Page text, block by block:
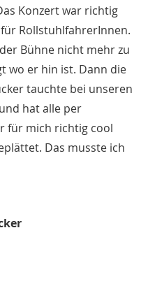
Konzert war richtig
RollstuhlfahrerInnen.
Bühne nicht mehr zu
wo er hin ist. Dann die
tauchte bei unseren
hat alle per
für mich richtig cool
Das musste ich